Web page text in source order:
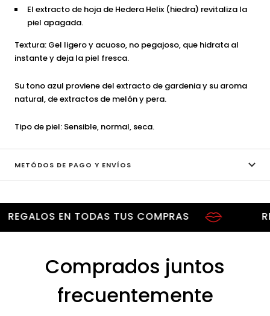
El extracto de hoja de Hedera Helix (hiedra) revitaliza la
piel apagada.
Textura: Gel ligero y acuoso, no pegajoso, que hidrata al
instante y deja la piel fresca.
Su tono azul proviene del extracto de gardenia y su aroma
natural, de extractos de melón y pera.
Tipo de piel: Sensible, normal, seca.
METÓDOS DE PAGO Y ENVÍOS
EN TODAS TUS COMPRAS
Comprados juntos
frecuentemente